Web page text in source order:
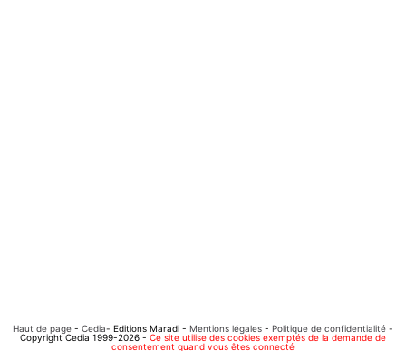
Haut de page - Cedia- Editions Maradi - Mentions légales - Politique de confidentialité -
Copyright Cedia 1999-2026 - Ce site utilise des cookies exemptés de la demande de
consentement quand vous êtes connecté